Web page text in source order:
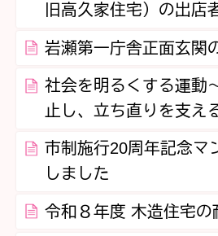
旧高久家住宅）の出店
岩瀬第一庁舎正面玄関
社会を明るくする運動
止し、立ち直りを支え
市制施行20周年記念マ
しました
令和８年度 木造住宅の